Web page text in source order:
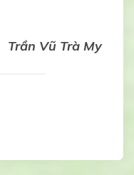
Trần Vũ Trà My